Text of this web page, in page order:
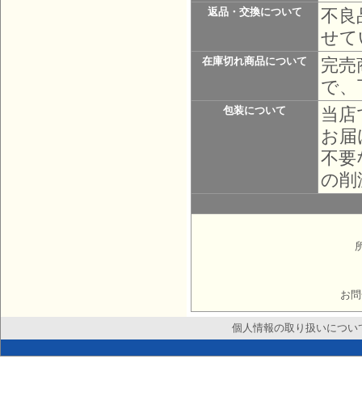
返品・交換について
不良
せ
在庫切れ商品について
完
で、
包装について
当
お
不要
の
お
個人情報の取り扱いについ